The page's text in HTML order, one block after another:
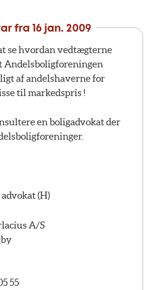
fra 16 jan. 2009
se hvordan vedtægterne
Andelsboligforeningen
af andelshaverne for
til markedspris !
en boligadvokat der
(H)
A/S
55